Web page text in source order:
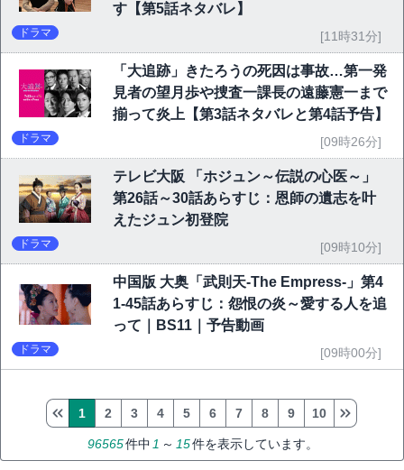
す【第5話ネタバレ】
ドラマ [11時31分]
「大追跡」きたろうの死因は事故…第一発
見者の望月歩や捜査一課長の遠藤憲一まで
揃って炎上【第3話ネタバレと第4話予告】
ドラマ [09時26分]
テレビ大阪 「ホジュン～伝説の心医～」
第26話～30話あらすじ：恩師の遺志を叶
えたジュン初登院
ドラマ [09時10分]
中国版 大奥「武則天-The Empress-」第4
1-45話あらすじ：怨恨の炎～愛する人を追
って｜BS11｜予告動画
ドラマ [09時00分]
96565件中 1 ～ 15件を表示しています。
1 2 3 4 5 6 7 8 9 10